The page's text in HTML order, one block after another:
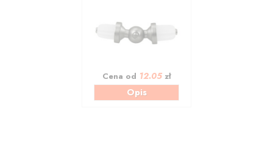
Cena od 12.05zł
Opis